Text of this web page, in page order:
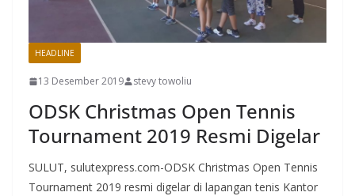
HEADLINE
13 Desember 2019 stevy towoliu
ODSK Christmas Open Tennis
Tournament 2019 Resmi Digelar
SULUT, sulutexpress.com-ODSK Christmas Open Tennis
Tournament 2019 resmi digelar di lapangan tenis Kantor